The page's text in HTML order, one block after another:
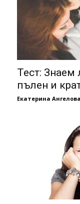
Тест: Знаем
пълен и
Екатерина Ангелова